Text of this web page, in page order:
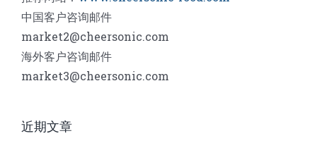
中国客户咨询邮件
market2@cheersonic.com
海外客户咨询邮件
market3@cheersonic.com
近期文章